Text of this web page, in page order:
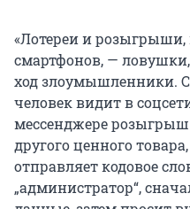
«Лотереи и
смартфонов, —
ход злоумышленники.
человек видит в
мессенджере
другого ценного
отправляет кодовое
„администратор“,